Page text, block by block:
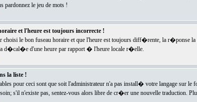
pardonnez le jeu de mots !
et l'heure est toujours incorrecte !
le bon fuseau horaire et que l'heure est toujours diff�rente, la
d�cal�e d'une heure par rapport � l'heure locale r�elle.
la liste !
pour ceci sont que soit l'administrateur n'a pas install� votre langage sur
s'il n'existe pas, sentez-vous alors libre de cr�er une nouvelle traduction.